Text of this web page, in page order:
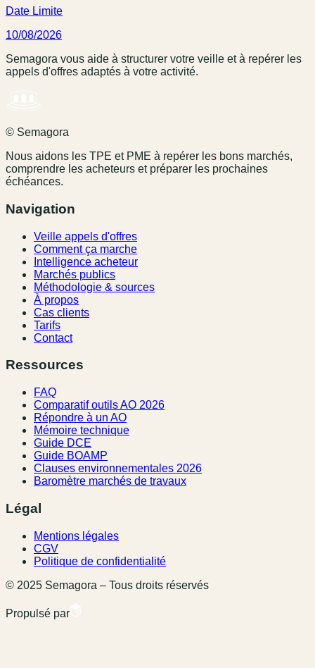
Date Limite
10/08/2026
Semagora vous aide à structurer votre veille et à repérer les
appels d'offres adaptés à votre activité.
© Semagora
Nous aidons les TPE et PME à repérer les bons marchés,
comprendre les acheteurs et préparer les prochaines
échéances.
Navigation
Veille appels d'offres
Comment ça marche
Intelligence acheteur
Marchés publics
Méthodologie & sources
À propos
Cas clients
Tarifs
Contact
Ressources
FAQ
Comparatif outils AO 2026
Répondre à un AO
Mémoire technique
Guide DCE
Guide BOAMP
Clauses environnementales 2026
Baromètre marchés de travaux
Légal
Mentions légales
CGV
Politique de confidentialité
© 2025 Semagora – Tous droits réservés
Propulsé par